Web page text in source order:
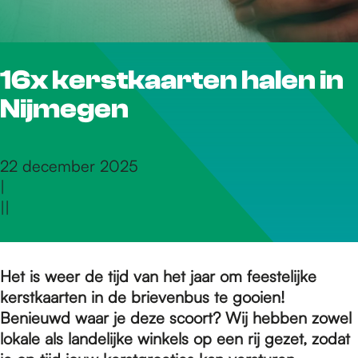
r
d
e
o
m
16x kerstkaarten halen in
Nijmegen
22 december 2025
|
||
Het is weer de tijd van het jaar om feestelijke
kerstkaarten in de brievenbus te gooien!
Benieuwd waar je deze scoort? Wij hebben zowel
lokale als landelijke winkels op een rij gezet, zodat